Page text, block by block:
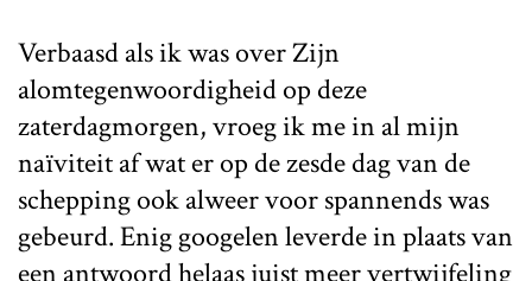
Verbaasd als ik was over Zijn
alomtegenwoordigheid op deze
zaterdagmorgen, vroeg ik me in al mijn
naïviteit af wat er op de zesde dag van de
schepping ook alweer voor spannends was
gebeurd. Enig googelen leverde in plaats van
een antwoord helaas juist meer vertwijfeling